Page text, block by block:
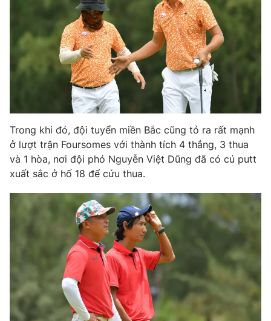
Phó Tổng Biên tập:Nguyễn Thị Mỹ Hạnh, Phạm Quốc Thắng,
Nguyễn Trọng Ninh
Tổng đài VTV:024.38 355 931 - 024.38 355 932
Ðiện thoại Thời báo VTV:024.66 897 897
Email:toasoan@vtv.vn
Liên hệ quảng cáo:024-7300.7108
® Cấm sao chép dưới mọi hình thức nếu không có sự chấp
thuận bằng văn bản. Ghi rõ nguồn VTV.vn khi phát hành lại
thông tin từ website này.
Trong khi đó, đội tuyển miền Bắc cũng tỏ ra rất mạnh
ở lượt trận Foursomes với thành tích 4 thắng, 3 thua
và 1 hòa, nơi đội phó Nguyễn Việt Dũng đã có cú putt
xuất sắc ở hố 18 để cứu thua.